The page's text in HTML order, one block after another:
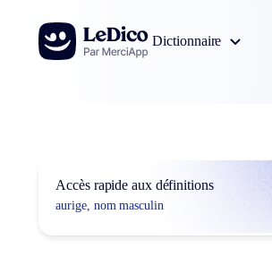
Aller au contenu
Dictionnaire
Accès rapide aux définitions
aurige, nom masculin